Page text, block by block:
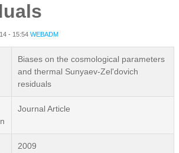
- 15:54 WEBADM
Biases on the cosmological parameters
and thermal Sunyaev-Zel'dovich
residuals
Journal Article
2009